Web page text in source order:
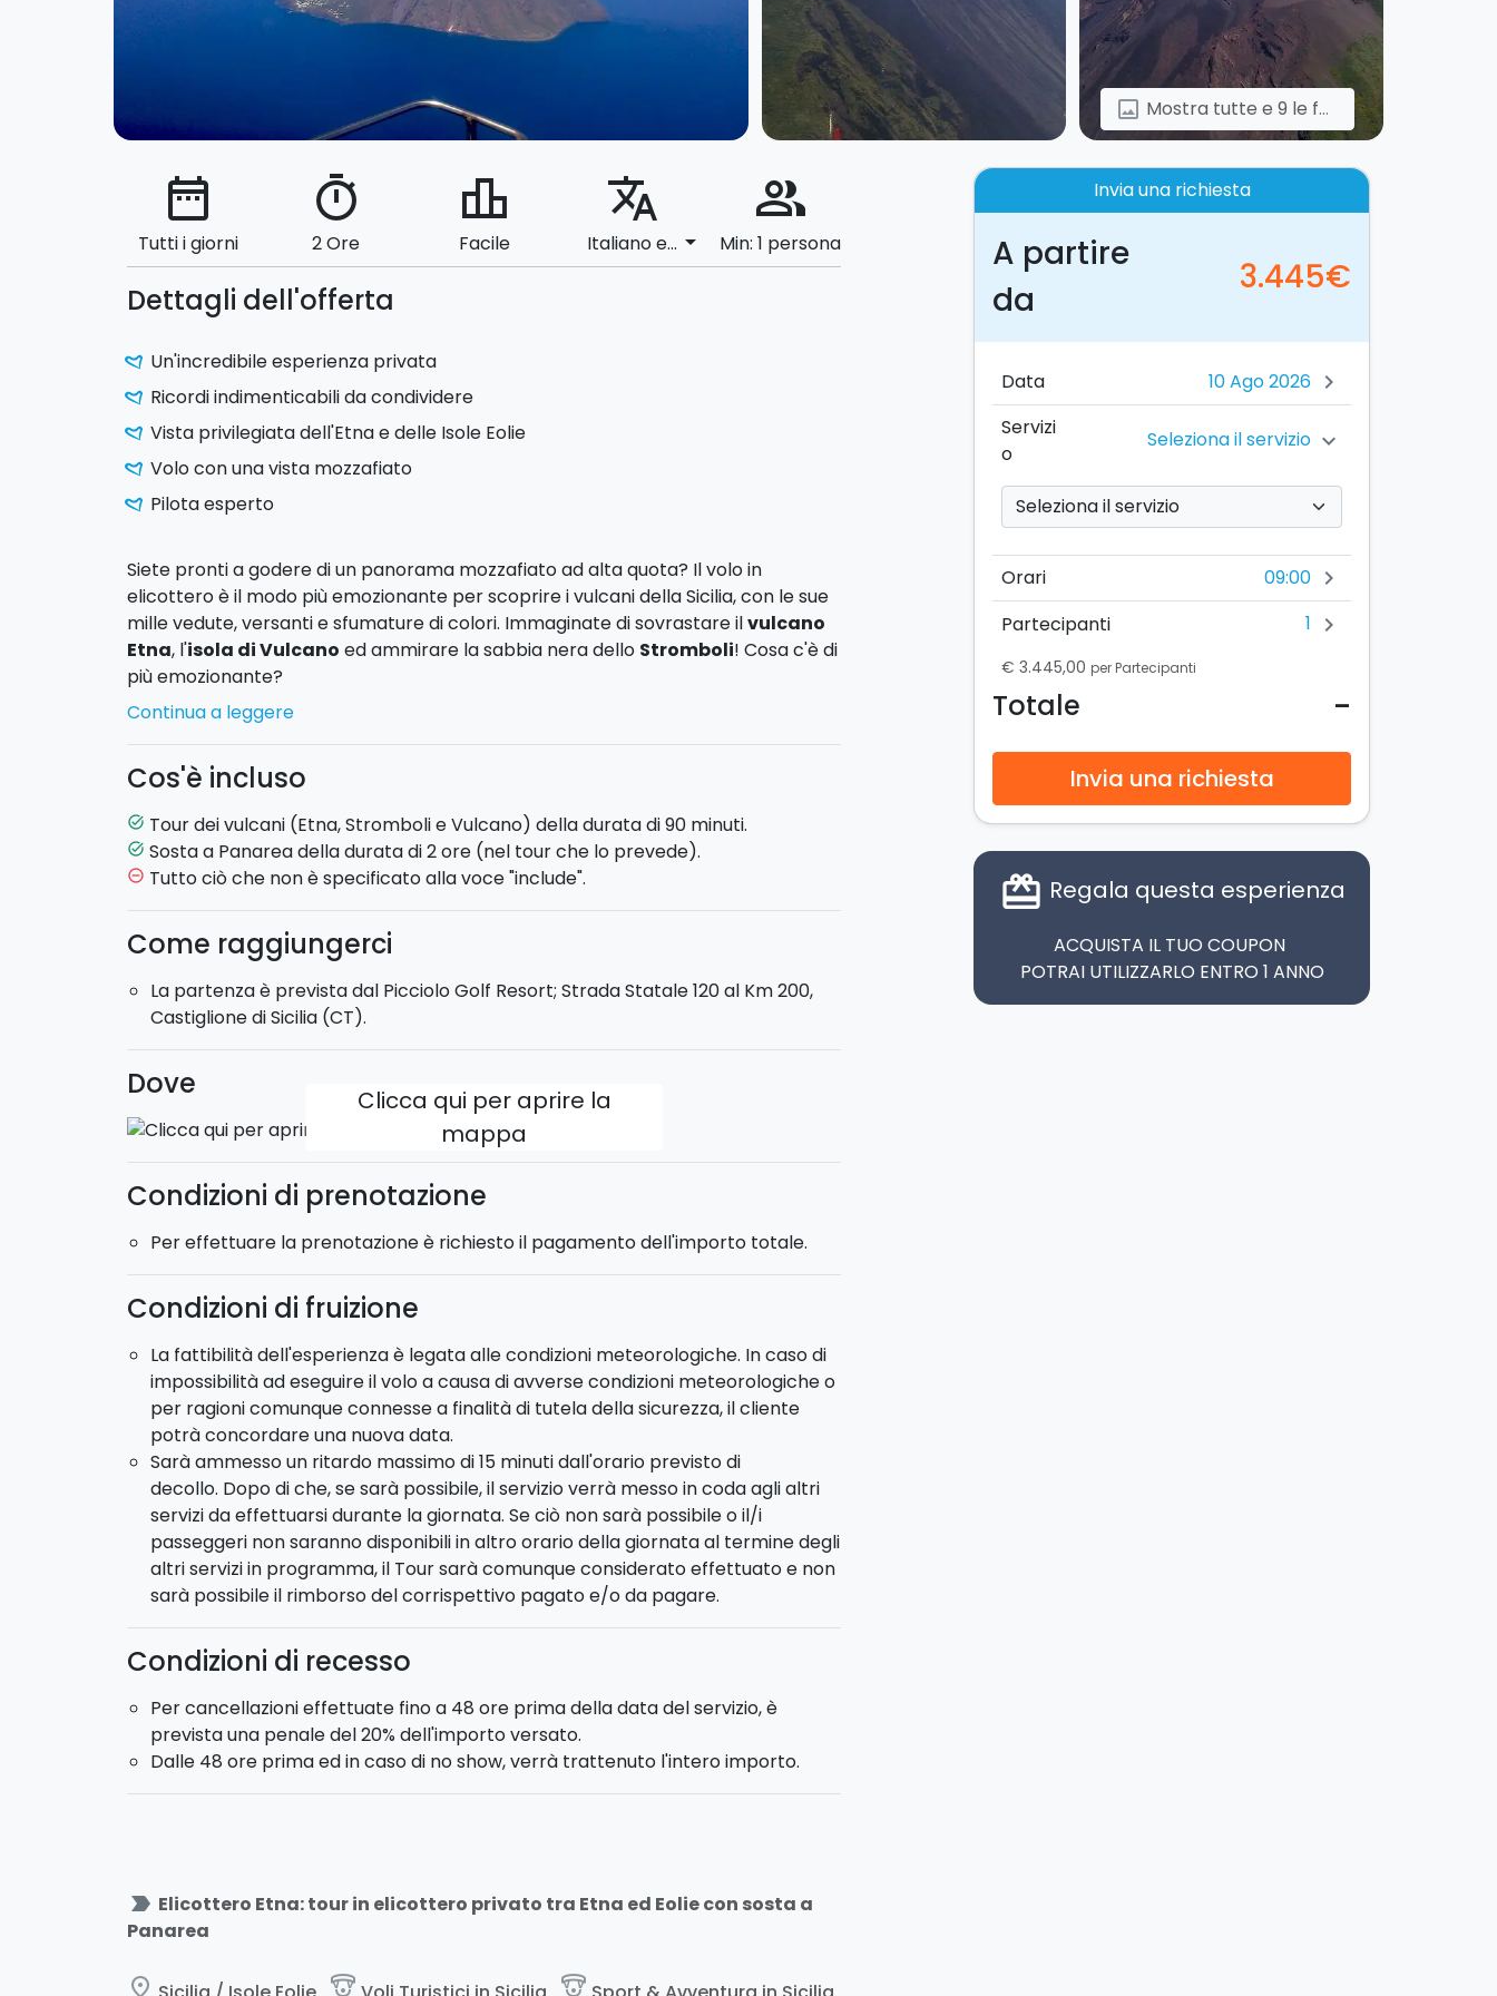
image Mostra tutte e 9 le foto
date_range
Tutti i giorni
timer
2 Ore
leaderboard
Facile
translate
Italiano e... arrow_drop_down
people_alt
Min: 1 persona
Dettagli dell'offerta
Un'incredibile esperienza privata
Ricordi indimenticabili da condividere
Vista privilegiata dell'Etna e delle Isole Eolie
Volo con una vista mozzafiato
Pilota esperto
Siete pronti a godere di un panorama mozzafiato ad alta quota? Il volo in
elicottero è il modo più emozionante per scoprire i vulcani della Sicilia, con le sue
mille vedute, versanti e sfumature di colori. Immaginate di sovrastare ilvulcano
Etna, l'isola di Vulcano ed ammirare la sabbia nera dello Stromboli! Cosa c'è di
più emozionante?
Trattandosi di un
più incantevoli tra l'Etna e le Isole di Vulcano e Stromboli. L'elicottero è in grado di
trasportare comodamente sino a
5 passeggeri.
Potete scegliere tra 2 opzioni
Tour dei Vulcani:il volo ha una durata di90 minutie prevede il sorvolo della
colata lavica dell'Etna del 2002, la stazione sciistica di
Sommitali dell'Etna e la Valle del Bove. Ammirerete in seguito i vulcani delleIsole
Eolie,VulcanoeStrombol
Tour dei Vulcani con sosta a Panarea:
sosta a Panarea della durata di 2 ore,durante le quali potrete fare una
passeggiata sull'isola o un semplice break per godervi l'isola...dal basso.
Meeting Point: Il decollo viene effettuato da Castiglione di Sicilia (Catania).
Modello Elicottero: AS 350 Ecureuil
Continua a leggere
Cos'è incluso
task_alt Tour dei vulcani (Etna, Stromboli e Vulcano) della durata di 90 minuti.
task_alt Sosta a Panarea della durata di 2 ore (nel tour che lo prevede).
remove_circle_outline Tutto ciò che non è specificato alla voce "include".
Come raggiungerci
La partenza è prevista dal Picciolo Golf Resort; Strada Statale 120 al Km 200,
Castiglione di Sicilia (CT).
Dove
Clicca qui per aprire la
mappa
Condizioni di prenotazione
Per effettuare la prenotazione è richiesto il pagamento dell'importo totale.
Condizioni di fruizione
La fattibilità dell'esperienza è legata alle condizioni meteorologiche. In caso di
impossibilità ad eseguire il volo a causa di avverse condizioni meteorologiche o
per ragioni comunque connesse a finalità di tutela della sicurezza, il cliente
potrà concordare una nuova data.
Sarà ammesso un ritardo massimo di 15 minuti dall'orario previsto di
decollo. Dopo di che, se sarà possibile, il servizio verrà messo in coda agli altri
servizi da effettuarsi durante la giornata. Se ciò non sarà possibile o il/i
passeggeri non saranno disponibili in altro orario della giornata al termine degli
altri servizi in programma, il Tour sarà comunque considerato effettuato e non
sarà possibile il rimborso del corrispettivo pagato e/o da pagare.
Condizioni di recesso
Per cancellazioni effettuate fino a 48 ore prima della data del servizio, è
prevista una penale del 20% dell'importo versato.
Dalle 48 ore prima ed in caso di no show, verrà trattenuto l'intero importo.
label_important Elicottero Etna: tour in elicottero privato tra Etna ed Eolie con sosta a
Panarea
place paragliding paragliding
Invia una richiesta
A partire
da
3.445€
Data chevron_right
Servizi
o
Seleziona il servizio chevron_right
Orari 09:00 chevron_right
Partecipanti 1 chevron_right
€ 3.445,00 per Partecipanti
Totale -
Invia una richiesta
card_giftcard Regala questa esperienza
ACQUISTA IL TUO COUPON
POTRAI UTILIZZARLO ENTRO 1 ANNO